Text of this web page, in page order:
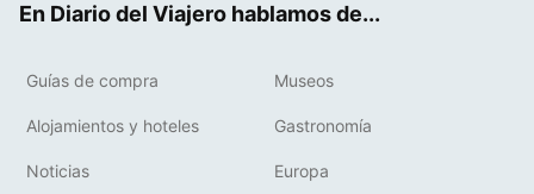
En Diario del Viajero hablamos de...
Guías de compra Museos
Alojamientos y hoteles Gastronomía
Noticias Europa